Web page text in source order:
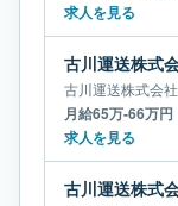
求人を見る
古川運送株式会社
月給65万-66万円
求人を見る